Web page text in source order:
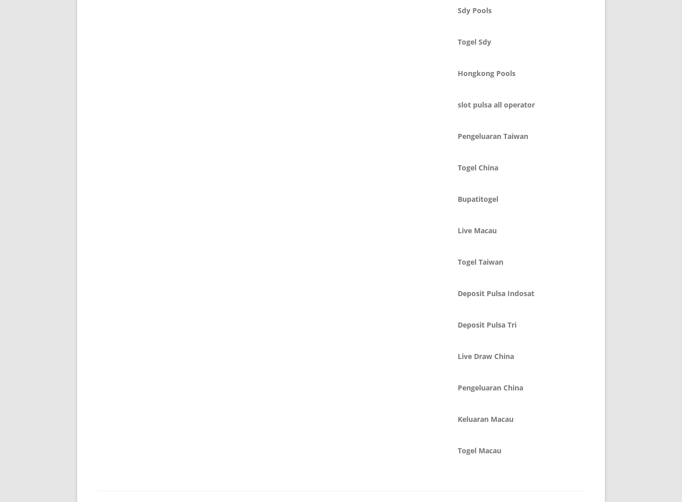
Sdy Pools
Togel Sdy
Hongkong Pools
slot pulsa all operator
Pengeluaran Taiwan
Togel China
Bupatitogel
Live Macau
Togel Taiwan
Deposit Pulsa Indosat
Deposit Pulsa Tri
Live Draw China
Pengeluaran China
Keluaran Macau
Togel Macau